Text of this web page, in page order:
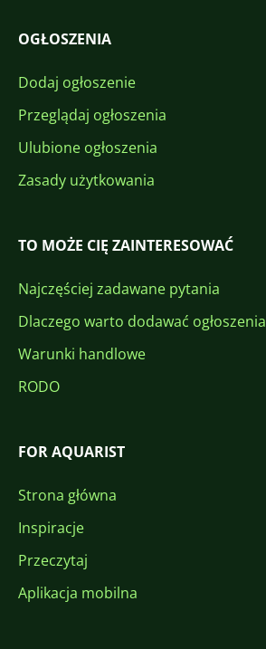
OGŁOSZENIA
Dodaj ogłoszenie
Przeglądaj ogłoszenia
Ulubione ogłoszenia
Zasady użytkowania
TO MOŻE CIĘ ZAINTERESOWAĆ
Najczęściej zadawane pytania
Dlaczego warto dodawać ogłoszenia
Warunki handlowe
RODO
FOR AQUARIST
Strona główna
Inspiracje
Przeczytaj
Aplikacja mobilna